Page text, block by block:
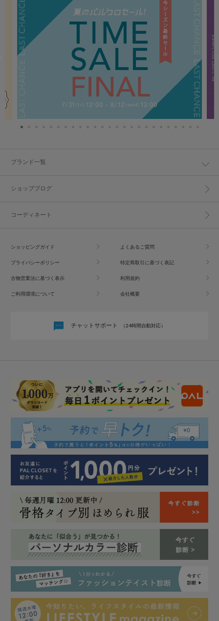
ブランド一覧
ショップブログ
コーディネート
ショッピングガイド よくあるご質問
プライバシーポリシー 特定商取引に基づく表記
古物営業法に基づく表示 利用規約
ご利用環境について 会社概要
チャットサポート （24時間自動対応）